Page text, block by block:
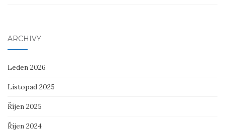
ARCHIVY
Leden 2026
Listopad 2025
Říjen 2025
Říjen 2024